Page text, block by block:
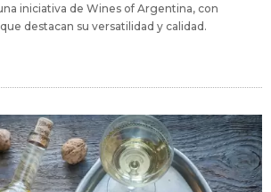
iniciativa de Wines of Argentina, con
destacan su versatilidad y calidad.